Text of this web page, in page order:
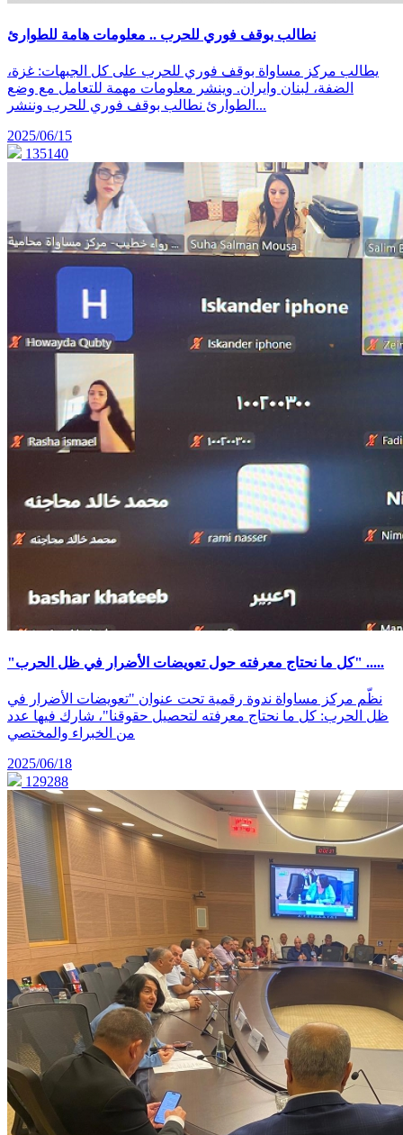
نطالب بوقف فوري للحرب .. معلومات هامة للطوارئ
يطالب مركز مساواة بوقف فوري للحرب على كل الجبهات: غزة،
الضفة، لبنان وايران. وينشر معلومات مهمة للتعامل مع وضع
الطوارئ نطالب بوقف فوري للحرب وننشر...
2025/06/15
135140
"كل ما نحتاج معرفته حول تعويضات الأضرار في ظل الحرب" .....
نظّم مركز مساواة ندوة رقمية تحت عنوان "تعويضات الأضرار في
ظل الحرب: كل ما نحتاج معرفته لتحصيل حقوقنا"، شارك فيها عدد
من الخبراء والمختصي
2025/06/18
129288